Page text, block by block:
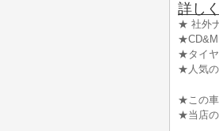
詳し
★ 社外
★タイ
★人気の
★この車
★当店の